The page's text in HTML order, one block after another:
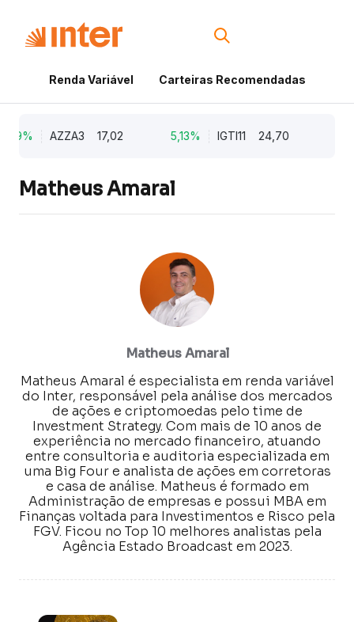
Renda Variável Carteiras Recomendadas
AZZA3 17,02 5,13% IGTI11 24,70
Matheus Amaral
Matheus Amaral é especialista em renda variável
do Inter, responsável pela análise dos mercados
de ações e criptomoedas pelo time de
Investment Strategy. Com mais de 10 anos de
experiência no mercado financeiro, atuando
entre consultoria e auditoria especializada em
uma Big Four e analista de ações em corretoras
e casa de análise. Matheus é formado em
Administração de empresas e possui MBA em
Finanças voltada para Investimentos e Risco pela
FGV. Ficou no Top 10 melhores analistas pela
Agência Estado Broadcast em 2023.
Matheus Amaral